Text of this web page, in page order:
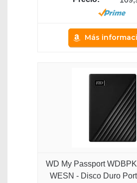
Más
WD My Passport
WESN - Disco Duro